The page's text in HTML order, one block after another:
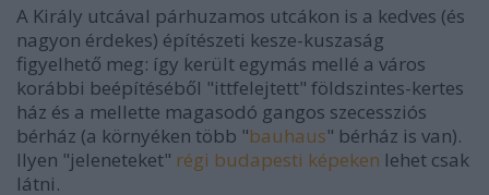
A Király utcával párhuzamos utcákon is a kedves (és
nagyon érdekes) építészeti kesze-kuszaság
figyelhető meg: így került egymás mellé a város
korábbi beépítéséből "ittfelejtett" földszintes-kertes
ház és a mellette magasodó gangos szecessziós
bérház (a környéken több "bauhaus" bérház is van).
Ilyen "jeleneteket" régi budapesti képeken lehet csak
látni.